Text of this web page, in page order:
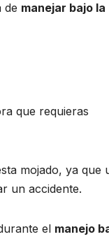
de manejar bajo la
que requieras
mojado, ya que
un accidente.
el manejo
RECURSOS
online?